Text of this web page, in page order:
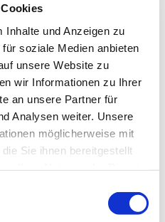
Inhalte und Anzeigen zu
soziale Medien anbieten
unsere Website zu
wir Informationen zu Ihrer
an unsere Partner für
Analysen weiter. Unsere
möglicherweise mit
Sie ihnen bereitgestellt